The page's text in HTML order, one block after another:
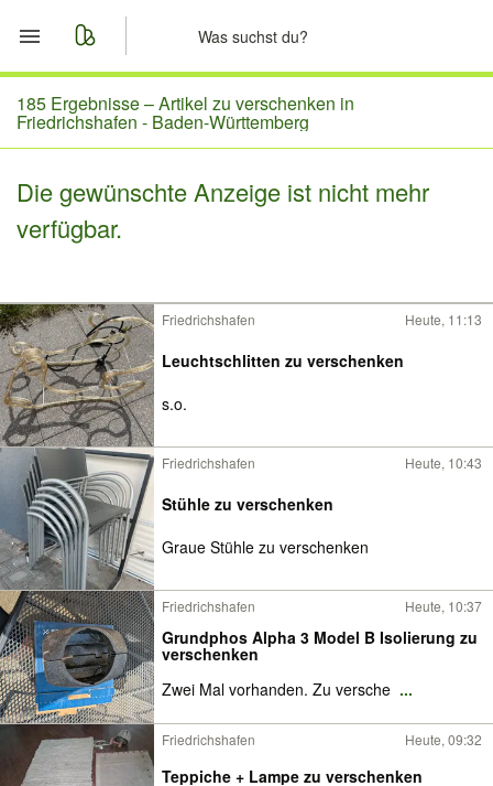
Start
Merkliste
Nachrichten
185 Ergebnisse –Artikel zu verschenken in
Friedrichshafen - Baden-Württemberg
Die gewünschte Anzeige ist nicht mehr
verfügbar.
Friedrichshafen Heute, 11:13
Leuchtschlitten zu verschenken
s.o.
Friedrichshafen Heute, 10:43
Stühle zu verschenken
Graue Stühle zu verschenken
Friedrichshafen Heute, 10:37
Grundphos Alpha 3 Model B Isolierung zu
verschenken
Zwei Mal vorhanden. Zu versche ...
Friedrichshafen Heute, 09:32
Teppiche + Lampe zu verschenken